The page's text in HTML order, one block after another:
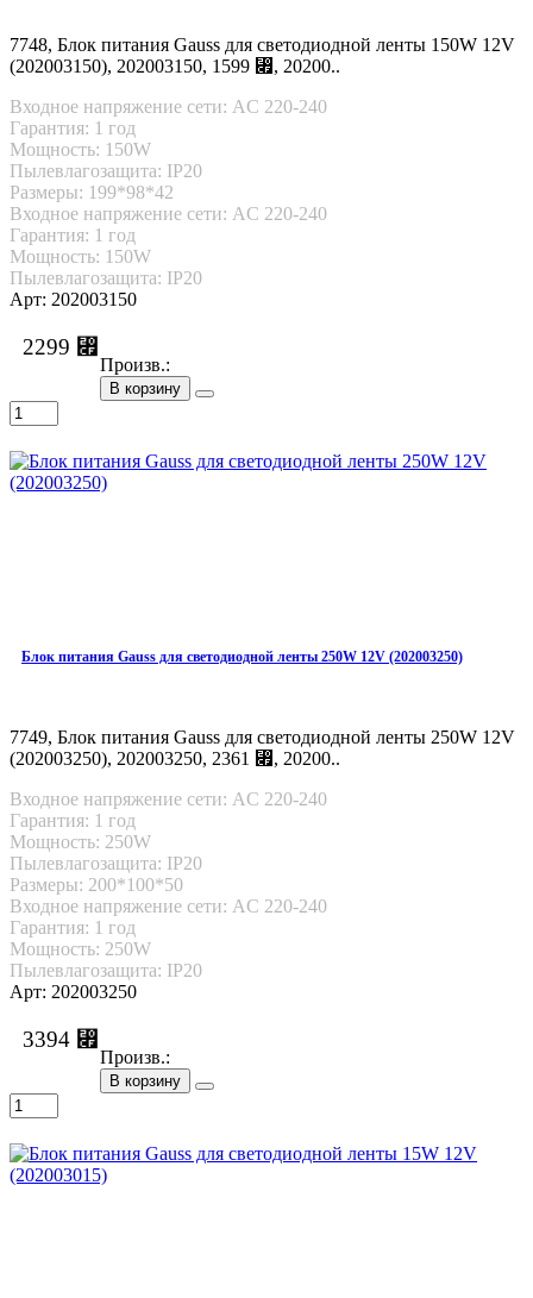
7748, Блок питания Gauss для светодиодной ленты 150W 12V
(202003150), 202003150, 1599 ⃏, 20200..
Входное напряжение сети: AC 220-240
Гарантия: 1 год
Мощность: 150W
Пылевлагозащита: IP20
Размеры: 199*98*42
Входное напряжение сети: AC 220-240
Гарантия: 1 год
Мощность: 150W
Пылевлагозащита: IP20
Арт: 202003150
2299 ⃏
Произв.:
В корзину
Блок питания Gauss для светодиодной ленты 250W 12V (202003250)
7749, Блок питания Gauss для светодиодной ленты 250W 12V
(202003250), 202003250, 2361 ⃏, 20200..
Входное напряжение сети: AC 220-240
Гарантия: 1 год
Мощность: 250W
Пылевлагозащита: IP20
Размеры: 200*100*50
Входное напряжение сети: AC 220-240
Гарантия: 1 год
Мощность: 250W
Пылевлагозащита: IP20
Арт: 202003250
3394 ⃏
Произв.:
В корзину